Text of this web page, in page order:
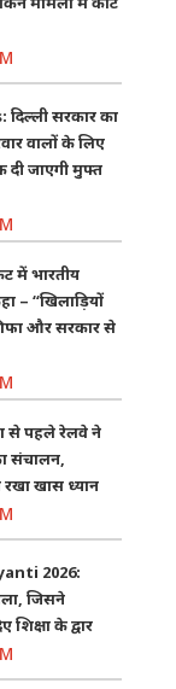
सरकार का
वालों के लिए
दी जाएगी मुफ्त
में भारतीय
– “खिलाड़ियों
और सरकार से
से पहले रेलवे ने
संचालन,
खास ध्यान
2026:
जिसने
के द्वार